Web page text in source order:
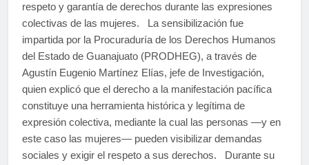
respeto y garantía de derechos durante las expresiones
colectivas de las mujeres. La sensibilización fue
impartida por la Procuraduría de los Derechos Humanos
del Estado de Guanajuato (PRODHEG), a través de
Agustín Eugenio Martínez Elías, jefe de Investigación,
quien explicó que el derecho a la manifestación pacífica
constituye una herramienta histórica y legítima de
expresión colectiva, mediante la cual las personas —y en
este caso las mujeres— pueden visibilizar demandas
sociales y exigir el respeto a sus derechos. Durante su